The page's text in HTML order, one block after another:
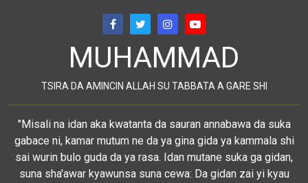
MUHAMMAD
TSIRA DA AMINCIN ALLAH SU TABBATA A GARE SHI
"Misali na idan aka kwatanta da sauran annabawa da suka
gabace ni, kamar mutum ne da ya gina gida ya kammala shi
sai wurin bulo guda da ya rasa. Idan mutane suka ga gidan,
suna sha'awar kyawunsa suna cewa: Da gidan zai yi kyau